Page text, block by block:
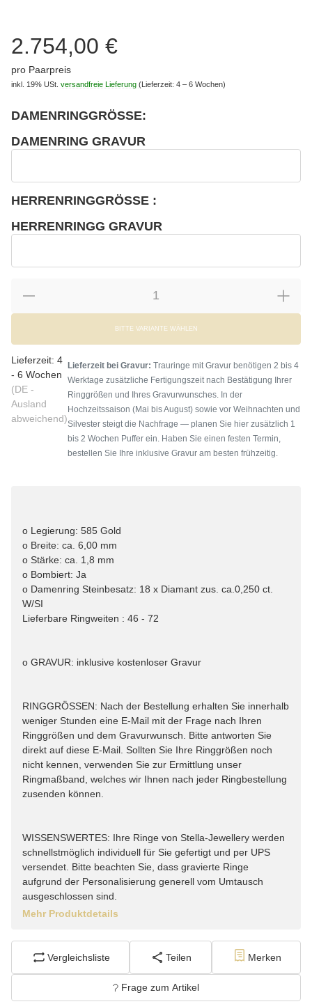
2.754,00 €
pro Paarpreis
inkl. 19% USt. versandfreie Lieferung (Lieferzeit: 4 – 6 Wochen)
DAMENRINGGRÖSSE:
DAMENRING GRAVUR
HERRENRINGGRÖSSE :
HERRENRINGG GRAVUR
BITTE VARIANTE WÄHLEN
Lieferzeit: 4
- 6 Wochen
(DE -
Ausland
abweichend)
Lieferzeit bei Gravur: Trauringe mit Gravur benötigen 2 bis 4
Werktage zusätzliche Fertigungszeit nach Bestätigung Ihrer
Ringgrößen und Ihres Gravurwunsches. In der
Hochzeitssaison (Mai bis August) sowie vor Weihnachten und
Silvester steigt die Nachfrage — planen Sie hier zusätzlich 1
bis 2 Wochen Puffer ein. Haben Sie einen festen Termin,
bestellen Sie Ihre inklusive Gravur am besten frühzeitig.
o Legierung: 585 Gold
o Breite: ca. 6,00 mm
o Stärke: ca. 1,8 mm
o Bombiert: Ja
o Damenring Steinbesatz: 18 x Diamant zus. ca.0,250 ct.
W/SI
Lieferbare Ringweiten : 46 - 72
o GRAVUR: inklusive kostenloser Gravur
RINGGRÖSSEN: Nach der Bestellung erhalten Sie innerhalb
weniger Stunden eine E-Mail mit der Frage nach Ihren
Ringgrößen und dem Gravurwunsch. Bitte antworten Sie
direkt auf diese E-Mail. Sollten Sie Ihre Ringgrößen noch
nicht kennen, verwenden Sie zur Ermittlung unser
Ringmaßband, welches wir Ihnen nach jeder Ringbestellung
zusenden können.
WISSENSWERTES: Ihre Ringe von Stella-Jewellery werden
schnellstmöglich individuell für Sie gefertigt und per UPS
versendet. Bitte beachten Sie, dass gravierte Ringe
aufgrund der Personalisierung generell vom Umtausch
ausgeschlossen sind.
Mehr Produktdetails
Vergleichsliste Teilen Merken
Frage zum Artikel